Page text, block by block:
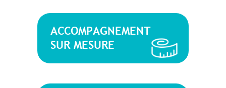
ACCOMPAGNEMENT
SUR MESURE